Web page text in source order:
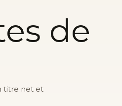
de
titre net et